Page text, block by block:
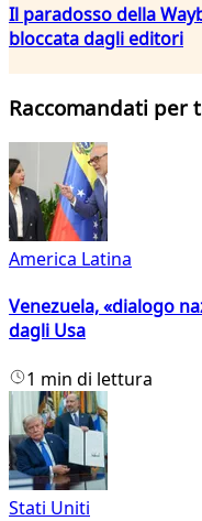
Il paradosso della
bloccata dagli editori
Raccomandati per
America Latina
Venezuela, «dialogo
dagli Usa
1 min di lettura
Stati Uniti